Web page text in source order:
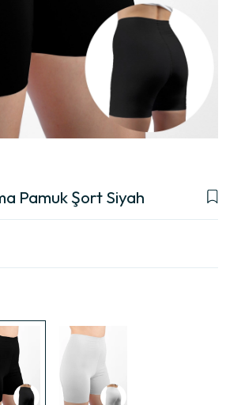
Pamuk Şort Siyah